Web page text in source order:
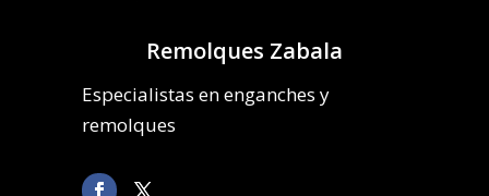
Remolques Zabala
Especialistas en enganches y
remolques